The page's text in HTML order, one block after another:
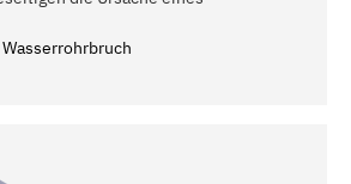
Wasserrohrbruch